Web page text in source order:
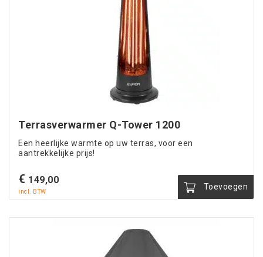
Terrasverwarmer Q-Tower 1200
Een heerlijke warmte op uw terras, voor een
aantrekkelijke prijs!
€ 149,00
incl. BTW
Toevoegen